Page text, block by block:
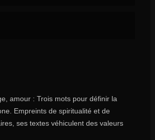
amour : Trois mots pour définir la
Empreints de spiritualité et de
ses textes véhiculent des valeurs